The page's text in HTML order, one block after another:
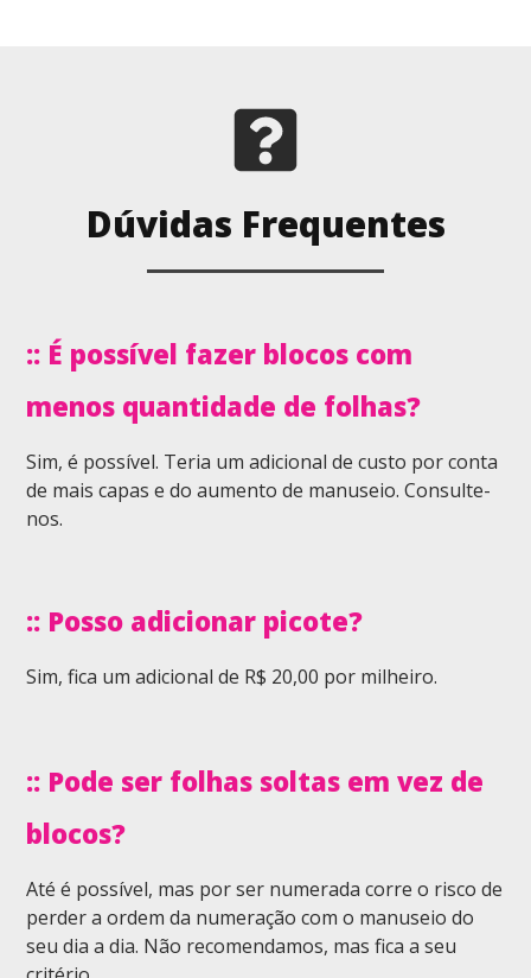
Dúvidas Frequentes
:: É possível fazer blocos com
menos quantidade de folhas?
Sim, é possível. Teria um adicional de custo por conta
de mais capas e do aumento de manuseio. Consulte-
nos.
:: Posso adicionar picote?
Sim, fica um adicional de R$ 20,00 por milheiro.
:: Pode ser folhas soltas em vez de
blocos?
Até é possível, mas por ser numerada corre o risco de
perder a ordem da numeração com o manuseio do
seu dia a dia. Não recomendamos, mas fica a seu